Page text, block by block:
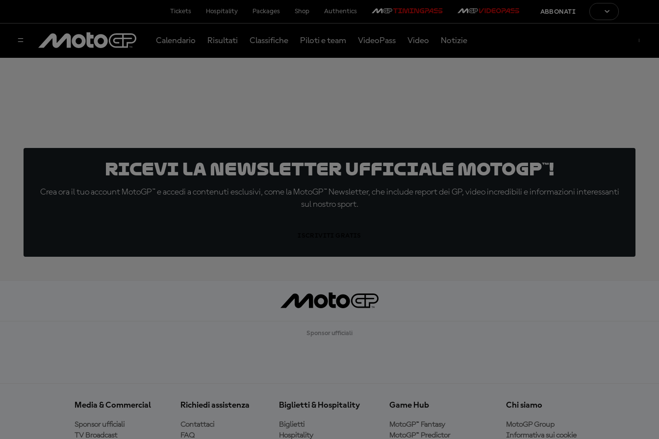
Tickets Hospitality Packages Shop Authentics ABBONATI
Calendario Risultati Classifiche Piloti e team VideoPass Video Notizie
Ricevi la newsletter ufficiale MotoGP™!
Crea ora il tuo account MotoGP™ e accedi a contenuti esclusivi, come la MotoGP™ Newsletter, che include report dei GP, video incredibili e informazioni interessanti
sul nostro sport.
Sponsor ufficiali
Media & Commercial
Sponsor ufficiali
TV Broadcast
Richiedi assistenza
Contattaci
FAQ
Biglietti & Hospitality
Biglietti
Hospitality
Game Hub
MotoGP™ Fantasy
MotoGP™ Predictor
Chi siamo
MotoGP Group
Informativa sui cookie